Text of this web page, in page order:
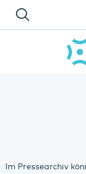
Im Pressearchiv